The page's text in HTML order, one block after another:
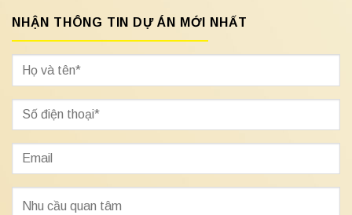
NHẬN THÔNG TIN DỰ ÁN MỚI NHẤT